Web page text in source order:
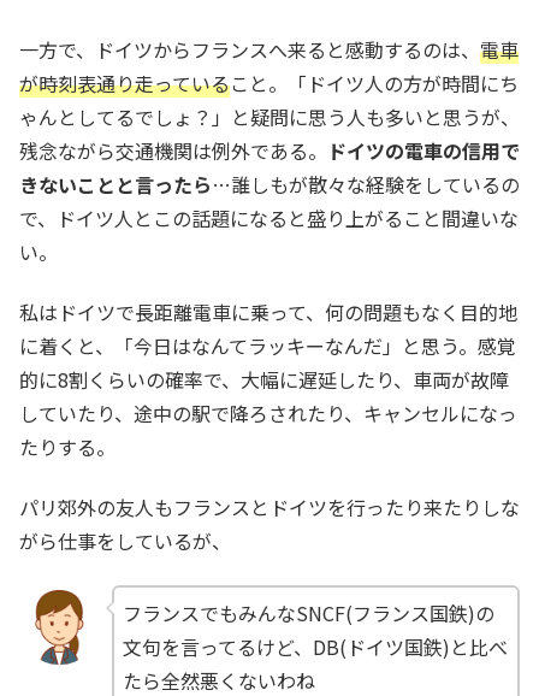
一方で、ドイツからフランスへ来ると感動するのは、 電車
が時刻表通り走っていること。「ドイツ人の方が時間にち
ゃんとしてるでしょ？」と疑問に思う人も多いと思うが、
残念ながら交通機関は例外である。 ドイツの電車の信用で
きないことと言ったら…誰しもが散々な経験をしているの
で、ドイツ人とこの話題になると盛り上がること間違いな
い。
私はドイツで長距離電車に乗って、何の問題もなく目的地
に着くと、「今日はなんてラッキーなんだ」と思う。感覚
的に8割くらいの確率で、大幅に遅延したり、車両が故障
していたり、途中の駅で降ろされたり、キャンセルになっ
たりする。
パリ郊外の友人もフランスとドイツを行ったり来たりしな
がら仕事をしているが、
フランスでもみんなSNCF(フランス国鉄)の
文句を言ってるけど、DB(ドイツ国鉄)と比べ
たら全然悪くないわね